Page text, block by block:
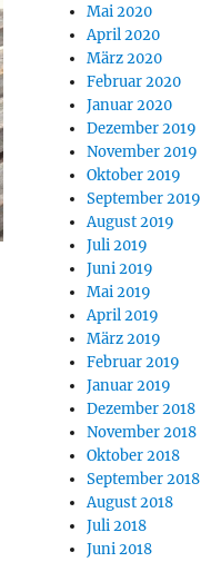
Mai 2020
April 2020
März 2020
Februar 2020
Januar 2020
Dezember 2019
November 2019
Oktober 2019
September 2019
August 2019
Juli 2019
Juni 2019
Mai 2019
April 2019
März 2019
Februar 2019
Januar 2019
Dezember 2018
November 2018
Oktober 2018
September 2018
August 2018
Juli 2018
Juni 2018